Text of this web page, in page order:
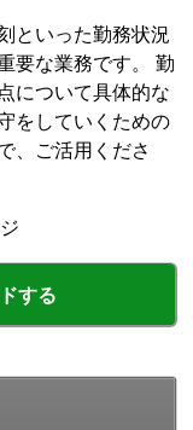
といった勤務状況
要な業務です。 勤
について具体的な
をしていくための
、ご活用くださ
する